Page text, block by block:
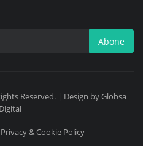
Abone
Reserved. | Design by Globsa
Digital
Privacy & Cookie Policy